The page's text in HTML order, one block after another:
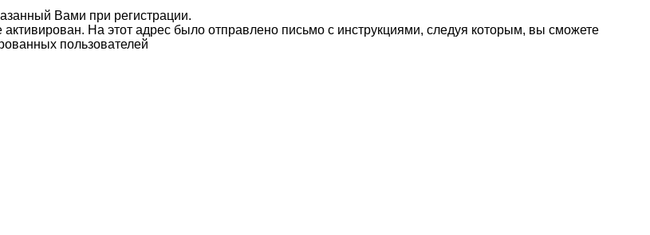
Вами при регистрации.
На этот адрес было отправлено письмо с инструкциями, следуя которым, вы сможете
пользователей